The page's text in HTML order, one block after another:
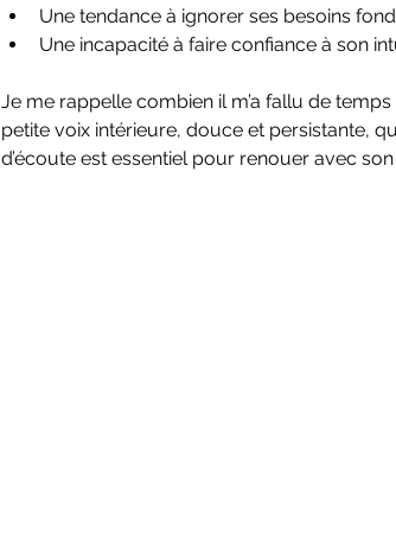
Une tendance à ignorer ses besoins
Une incapacité à faire confiance à son
Je me rappelle combien il m’a fallu de
petite voix intérieure, douce et persistante,
d’écoute est essentiel pour renouer avec